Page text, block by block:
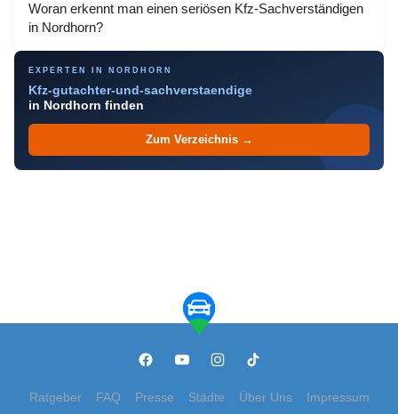
Woran erkennt man einen seriösen Kfz-Sachverständigen
in Nordhorn?
EXPERTEN IN NORDHORN
Kfz-gutachter-und-sachverstaendige
in Nordhorn finden
Zum Verzeichnis →
Ratgeber FAQ Presse Städte Über Uns Impressum